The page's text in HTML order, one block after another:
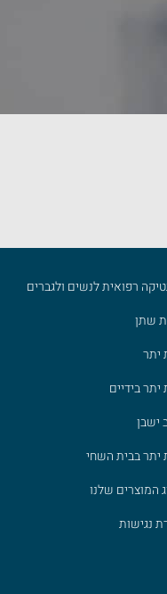
רפואית לנשים ולגברים
שתן
יתר
בידיים
ישבן
יתר בבית השחי
המוצרים שלנו
נגישות